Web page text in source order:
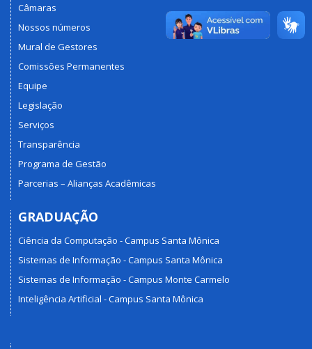
Câmaras
Nossos números
Mural de Gestores
Comissões Permanentes
Equipe
Legislação
Serviços
Transparência
Programa de Gestão
Parcerias – Alianças Acadêmicas
GRADUAÇÃO
Ciência da Computação - Campus Santa Mônica
Sistemas de Informação - Campus Santa Mônica
Sistemas de Informação - Campus Monte Carmelo
Inteligência Artificial - Campus Santa Mônica